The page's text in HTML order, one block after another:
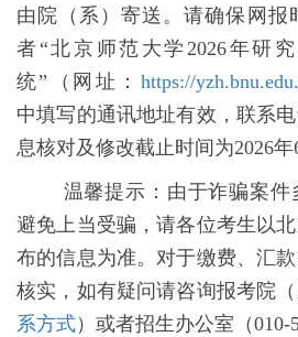
由院（系）寄送。请确保网报
者“北京师范大学2026年研
统”（网址： https://
中填写的通讯地址有效，联系
息核对及修改截止时间为2026年
温馨提示：由于诈骗案件
避免上当受骗，请各位考生以
布的信息为准。对于缴费、汇
核实，如有疑问请咨询报考院
系方式）或者招生办公室（010-